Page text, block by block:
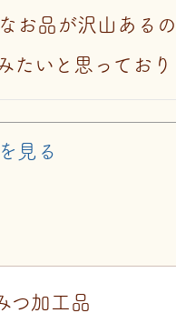
お品が沢山ある
たいと思っており
見る
つ加工品